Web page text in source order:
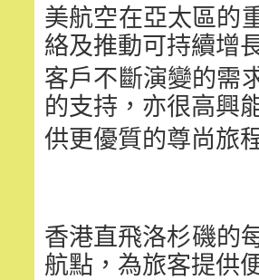
美航空在亞太區的
絡及推動可持續增
客戶不斷演變的需
的支持， 亦很高興
供更優質的尊尚旅
香港直飛洛杉磯的
航點， 為旅客提供